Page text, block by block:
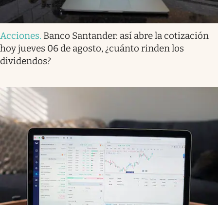
Acciones. Banco Santander: así abre la cotización
hoy jueves 06 de agosto, ¿cuánto rinden los
dividendos?